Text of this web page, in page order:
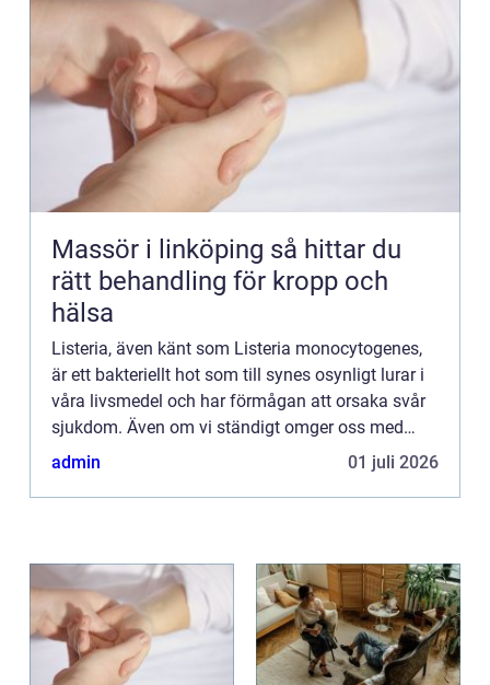
Massör i linköping så hittar du
rätt behandling för kropp och
hälsa
Listeria, även känt som Listeria monocytogenes,
är ett bakteriellt hot som till synes osynligt lurar i
våra livsmedel och har förmågan att orsaka svår
sjukdom. Även om vi ständigt omger oss med
olika f&...
admin 01 juli 2026